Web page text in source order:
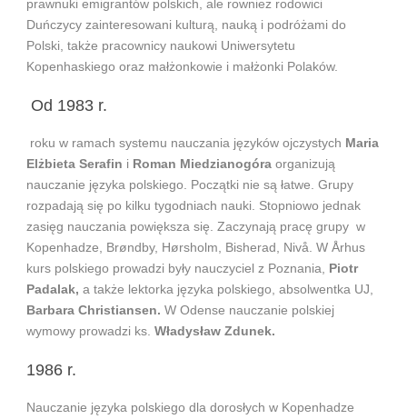
prawnuki emigrantów polskich, ale rownież rodowici
Duńczycy zainteresowani kulturą, nauką i podróżami do
Polski, także pracownicy naukowi Uniwersytetu
Kopenhaskiego oraz małżonkowie i małżonki Polaków.
Od 1983 r.
roku w ramach systemu nauczania języków ojczystych Maria
Elżbieta Serafin i Roman Miedzianogóra organizują
nauczanie języka polskiego. Początki nie są łatwe. Grupy
rozpadają się po kilku tygodniach nauki. Stopniowo jednak
zasięg nauczania powiększa się. Zaczynają pracę grupy w
Kopenhadze, Brøndby, Hørsholm, Bisherad, Nivå. W Århus
kurs polskiego prowadzi były nauczyciel z Poznania, Piotr
Padalak, a także lektorka języka polskiego, absolwentka UJ,
Barbara Christiansen. W Odense nauczanie polskiej
wymowy prowadzi ks. Władysław Zdunek.
1986 r.
Nauczanie języka polskiego dla dorosłych w Kopenhadze